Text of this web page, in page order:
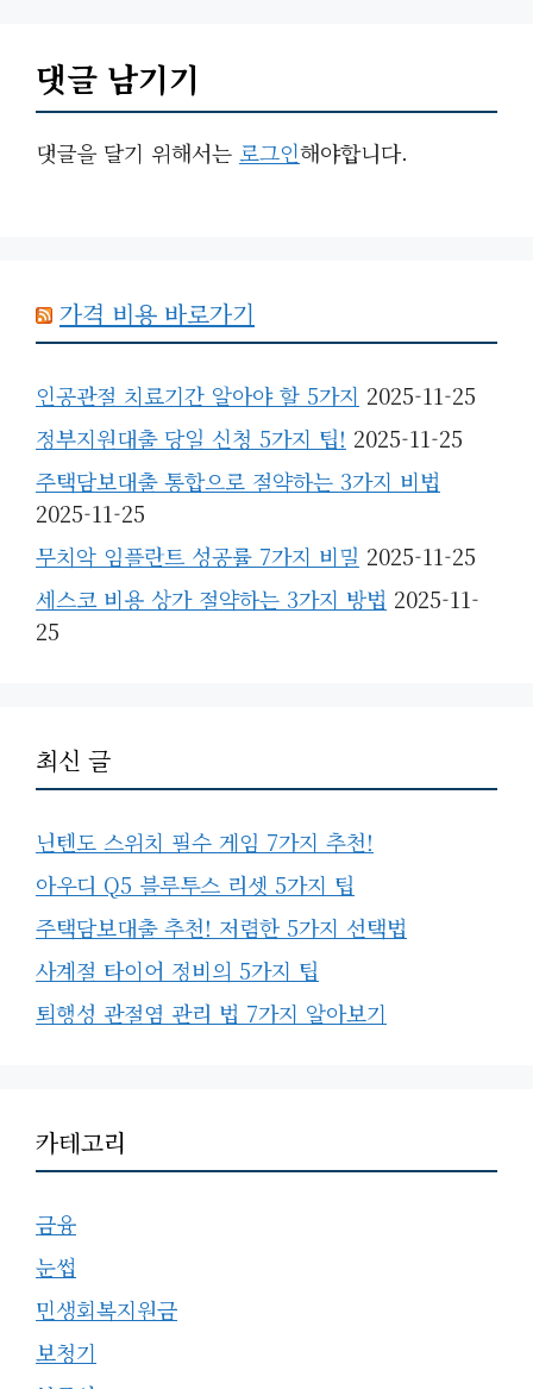
댓글 남기기
댓글을 달기 위해서는 로그인해야합니다.
가격 비용 바로가기
인공관절 치료기간 알아야 할 5가지 2025-11-25
정부지원대출 당일 신청 5가지 팁! 2025-11-25
주택담보대출 통합으로 절약하는 3가지 비법
2025-11-25
무치악 임플란트 성공률 7가지 비밀 2025-11-25
세스코 비용 상가 절약하는 3가지 방법 2025-11-
25
최신 글
닌텐도 스위치 필수 게임 7가지 추천!
아우디 Q5 블루투스 리셋 5가지 팁
주택담보대출 추천! 저렴한 5가지 선택법
사계절 타이어 정비의 5가지 팁
퇴행성 관절염 관리 법 7가지 알아보기
카테고리
금융
눈썹
민생회복지원금
보청기